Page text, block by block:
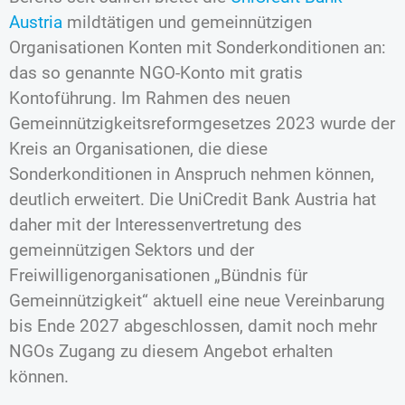
Austria mildtätigen und gemeinnützigen
Organisationen Konten mit Sonderkonditionen an:
das so genannte NGO-Konto mit gratis
Kontoführung. Im Rahmen des neuen
Gemeinnützigkeitsreformgesetzes 2023 wurde der
Kreis an Organisationen, die diese
Sonderkonditionen in Anspruch nehmen können,
deutlich erweitert. Die UniCredit Bank Austria hat
daher mit der Interessenvertretung des
gemeinnützigen Sektors und der
Freiwilligenorganisationen „Bündnis für
Gemeinnützigkeit“ aktuell eine neue Vereinbarung
bis Ende 2027 abgeschlossen, damit noch mehr
NGOs Zugang zu diesem Angebot erhalten
können.